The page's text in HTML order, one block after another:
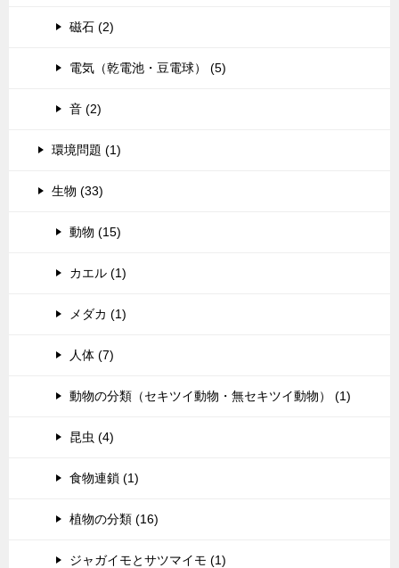
磁石 (2)
電気（乾電池・豆電球） (5)
音 (2)
環境問題 (1)
生物 (33)
動物 (15)
カエル (1)
メダカ (1)
人体 (7)
動物の分類（セキツイ動物・無セキツイ動物） (1)
昆虫 (4)
食物連鎖 (1)
植物の分類 (16)
ジャガイモとサツマイモ (1)